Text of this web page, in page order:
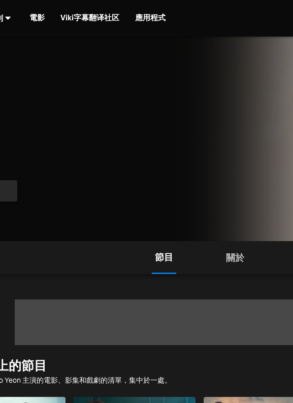
電影 Viki字幕翻译社区 應用程式
節目 關於
的節目
Yeon 主演的電影、影集和戲劇的清單，集中於一處。